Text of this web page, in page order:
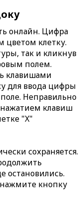
онлайн. Цифра
цветом клетку.
так и кликнув
полем.
клавишами
для ввода цифры
Неправильно
клавиш
"X"
сохраняется.
остановились.
нажмите кнопку